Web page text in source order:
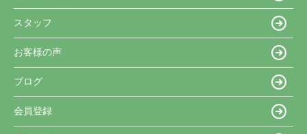
スタッフ
お客様の声
ブログ
会員登録